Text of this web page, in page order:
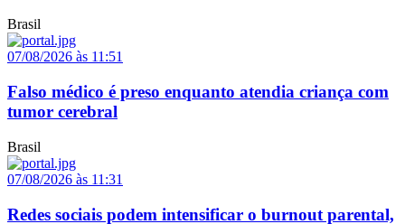
Brasil
07/08/2026 às 11:51
Falso médico é preso enquanto atendia criança com
tumor cerebral
Brasil
07/08/2026 às 11:31
Redes sociais podem intensificar o burnout parental,